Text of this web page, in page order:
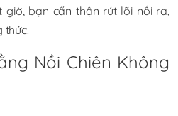
giờ, bạn cẩn thận rút lõi nồi ra,
thức.
Nồi Chiên Không